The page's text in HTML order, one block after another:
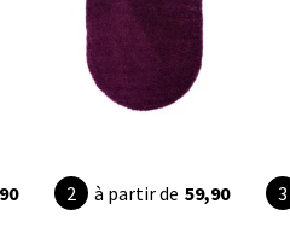
à partir de 59,90